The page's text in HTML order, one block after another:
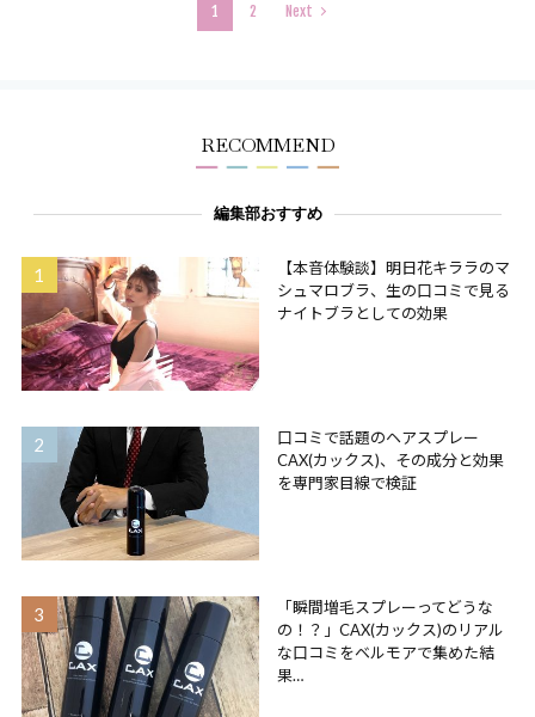
1 2 Next
RECOMMEND
編集部おすすめ
【本音体験談】明日花キララのマ
シュマロブラ、生の口コミで見る
ナイトブラとしての効果
口コミで話題のヘアスプレー
CAX(カックス)、その成分と効果
を専門家目線で検証
「瞬間増毛スプレーってどうな
の！？」CAX(カックス)のリアル
な口コミをベルモアで集めた結
果…